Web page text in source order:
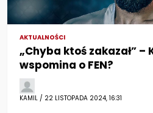
AKTUALNOŚCI
„Chyba ktoś zakazał” –
wspomina o FEN?
KAMIL / 22 LISTOPADA 2024, 16:31